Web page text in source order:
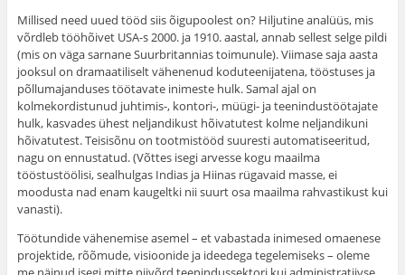
Millised need uued tööd siis õigupoolest on? Hiljutine analüüs, mis
võrdleb tööhõivet USA-s 2000. ja 1910. aastal, annab sellest selge pildi
(mis on väga sarnane Suurbritannias toimunule). Viimase saja aasta
jooksul on dramaatiliselt vähenenud koduteenijatena, tööstuses ja
põllumajanduses töötavate inimeste hulk. Samal ajal on
kolmekordistunud juhtimis-, kontori-, müügi- ja teenindustöötajate
hulk, kasvades ühest neljandikust hõivatutest kolme neljandikuni
hõivatutest. Teisisõnu on tootmistööd suuresti automatiseeritud,
nagu on ennustatud. (Võttes isegi arvesse kogu maailma
tööstustöölisi, sealhulgas Indias ja Hiinas rügavaid masse, ei
moodusta nad enam kaugeltki nii suurt osa maailma rahvastikust kui
vanasti).
Töötundide vähenemise asemel – et vabastada inimesed omaenese
projektide, rõõmude, visioonide ja ideedega tegelemiseks – oleme